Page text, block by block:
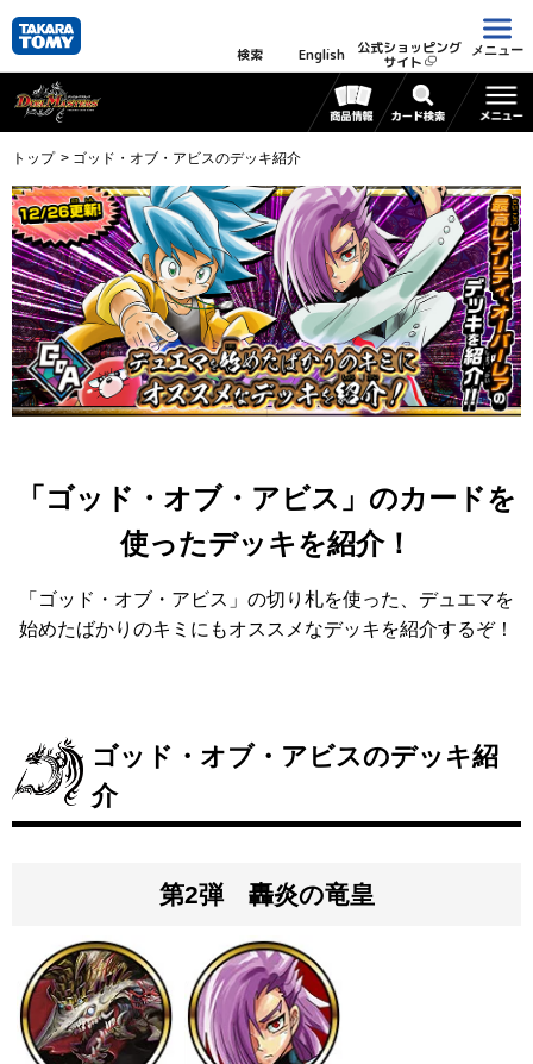
検索 English 公式ショッピング
サイト
メニュー
トップ ゴッド・オブ・アビスのデッキ紹介
「ゴッド・オブ・アビス」のカードを
使ったデッキを紹介！
「ゴッド・オブ・アビス」の切り札を使った、デュエマを
始めたばかりのキミにもオススメなデッキを紹介するぞ！
ゴッド・オブ・アビスのデッキ紹
介
第2弾 轟炎の竜皇